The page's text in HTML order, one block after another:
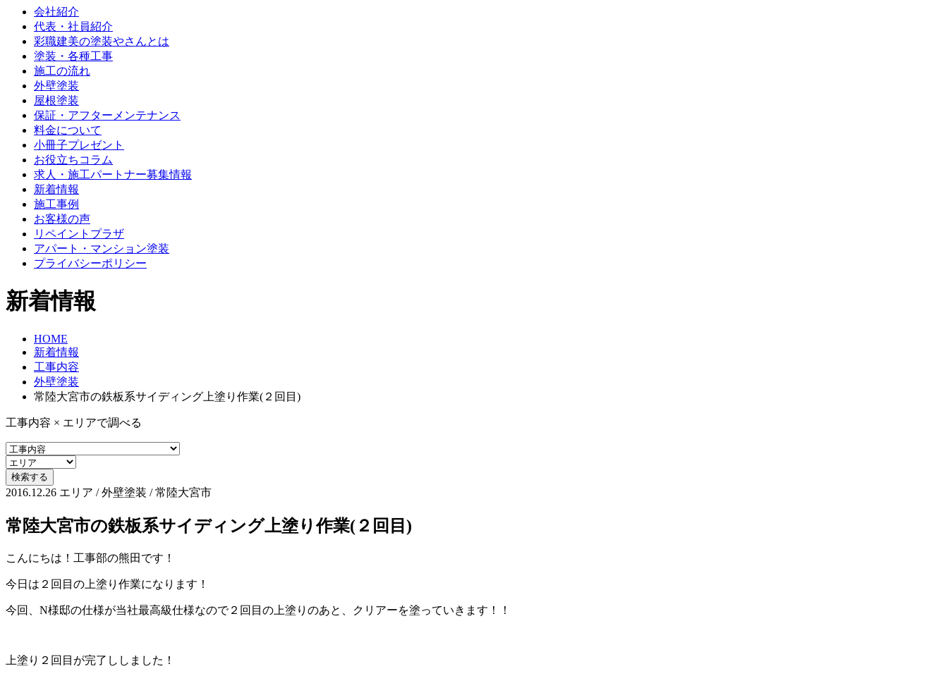
会社紹介
代表・社員紹介
彩職建美の塗装やさんとは
塗装・各種工事
施工の流れ
外壁塗装
屋根塗装
保証・アフターメンテナンス
料金について
小冊子プレゼント
お役立ちコラム
求人・施工パートナー募集情報
新着情報
施工事例
お客様の声
リペイントプラザ
アパート・マンション塗装
プライバシーポリシー
新着情報
HOME
新着情報
工事内容
外壁塗装
常陸大宮市の鉄板系サイディング上塗り作業(２回目)
工事内容 × エリアで調べる
2016.12.26 エリア / 外壁塗装 / 常陸大宮市
常陸大宮市の鉄板系サイディング上塗り作業(２回目)
こんにちは！工事部の熊田です！
今日は２回目の上塗り作業になります！
今回、N様邸の仕様が当社最高級仕様なので２回目の上塗りのあと、クリアーを塗っていきます！！
上塗り２回目が完了ししました！